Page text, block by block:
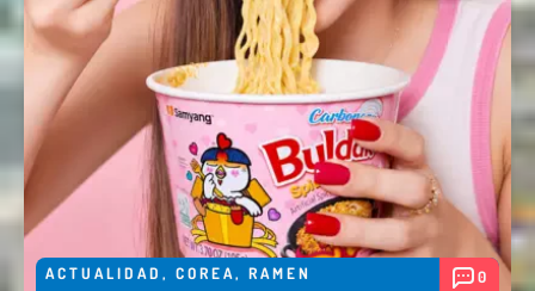
ACTUALIDAD , COREA, RAMEN 0